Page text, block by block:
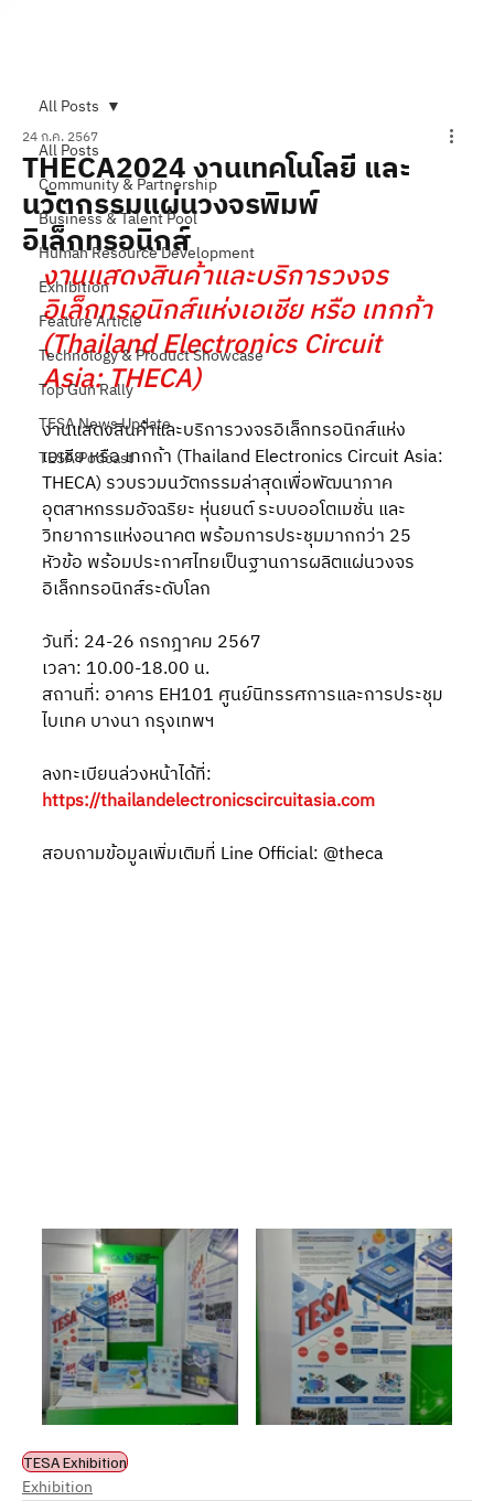
All Posts
Community & Partnership
Business & Talent Pool
Human Resource Development
Exhibition
Feature Article
Technology & Product Showcase
Top Gun Rally
TESA News Update
TESA Podcast
All Posts
THECA2024 งานเทคโนโลยี และ
นวัตกรรมแผ่นวงจรพิมพ์
อิเล็กทรอนิกส์
24 ก.ค. 2567
งานแสดงสินค้าและบริการวงจร
อิเล็กทรอนิกส์แห่งเอเชีย หรือ เทกก้า
(Thailand Electronics Circuit
Asia: THECA)
งานแสดงสินค้าและบริการวงจรอิเล็กทรอนิกส์แห่ง
เอเชีย หรือ เทกก้า (Thailand Electronics Circuit Asia:
THECA) รวบรวมนวัตกรรมล่าสุดเพื่อพัฒนาภาค
อุตสาหกรรมอัจฉริยะ หุ่นยนต์ ระบบออโตเมชั่น และ
วิทยาการแห่งอนาคต พร้อมการประชุมมากกว่า 25
หัวข้อ พร้อมประกาศไทยเป็นฐานการผลิตแผ่นวงจร
อิเล็กทรอนิกส์ระดับโลก
วันที่: 24-26 กรกฎาคม 2567
เวลา: 10.00-18.00 น.
สถานที่: อาคาร EH101 ศูนย์นิทรรศการและการประชุม
ไบเทค บางนา กรุงเทพฯ
ลงทะเบียนล่วงหน้าได้ที่:
https://thailandelectronicscircuitasia.com
สอบถามข้อมูลเพิ่มเติมที่ Line Official: @theca
TESA Exhibition
Exhibition